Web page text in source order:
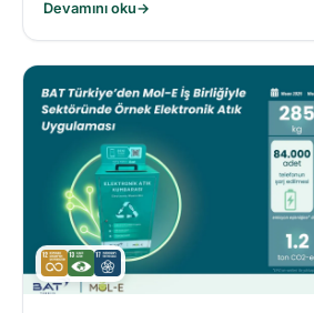
sonucunda %21’lik azaltım sağladı.
Devamını oku→